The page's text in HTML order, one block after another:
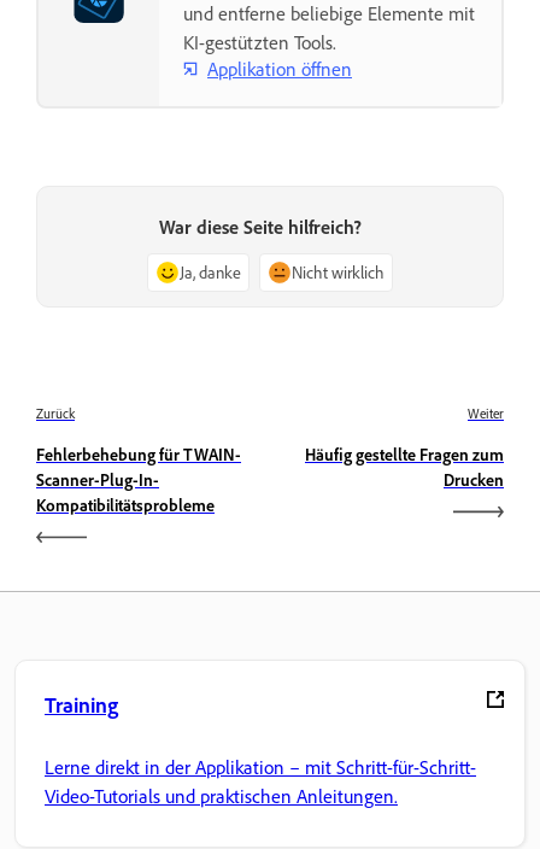
und entferne beliebige Elemente mit
KI-gestützten Tools.
Applikation öffnen
War diese Seite hilfreich?
Ja, danke Nicht wirklich
Zurück
Fehlerbehebung für TWAIN-
Scanner-Plug-In-
Kompatibilitätsprobleme
Weiter
Häufig gestellte Fragen zum
Drucken
Training
Lerne direkt in der Applikation – mit Schritt-für-Schritt-
Video-Tutorials und praktischen Anleitungen.